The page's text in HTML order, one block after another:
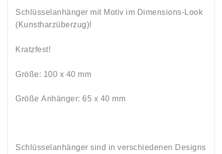
Schlüsselanhänger mit Motiv im Dimensions-Look
(Kunstharzüberzug)!
Kratzfest!
Größe: 100 x 40 mm
Größe Anhänger: 65 x 40 mm
Schlüsselanhänger sind in verschiedenen Designs